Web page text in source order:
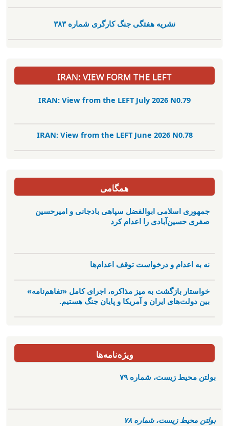
نشریە هفتگی جنگ کارگری شمارە ٣٨٣
IRAN: VIEW FORM THE LEFT
IRAN: View from the LEFT July 2026 N0.79
IRAN: View from the LEFT June 2026 N0.78
همگامی
جمهوری اسلامی ابوالفضل سپاهی بادجانی و امیرحسین
صفری حسین‌آبادی را اعدام کرد
نه به اعدام و درخواست توقف اعدام‌ها
خواستار بازگشت به میز مذاکره، اجرای کامل «تفاهم‌نامه»
بین دولت‌های ایران و آمریکا و پایان جنگ هستیم.
ویژه‌نامه‌ها
بولتن محیط زیست، شماره ۷۹
بولتن محیط زیست، شماره ۷۸